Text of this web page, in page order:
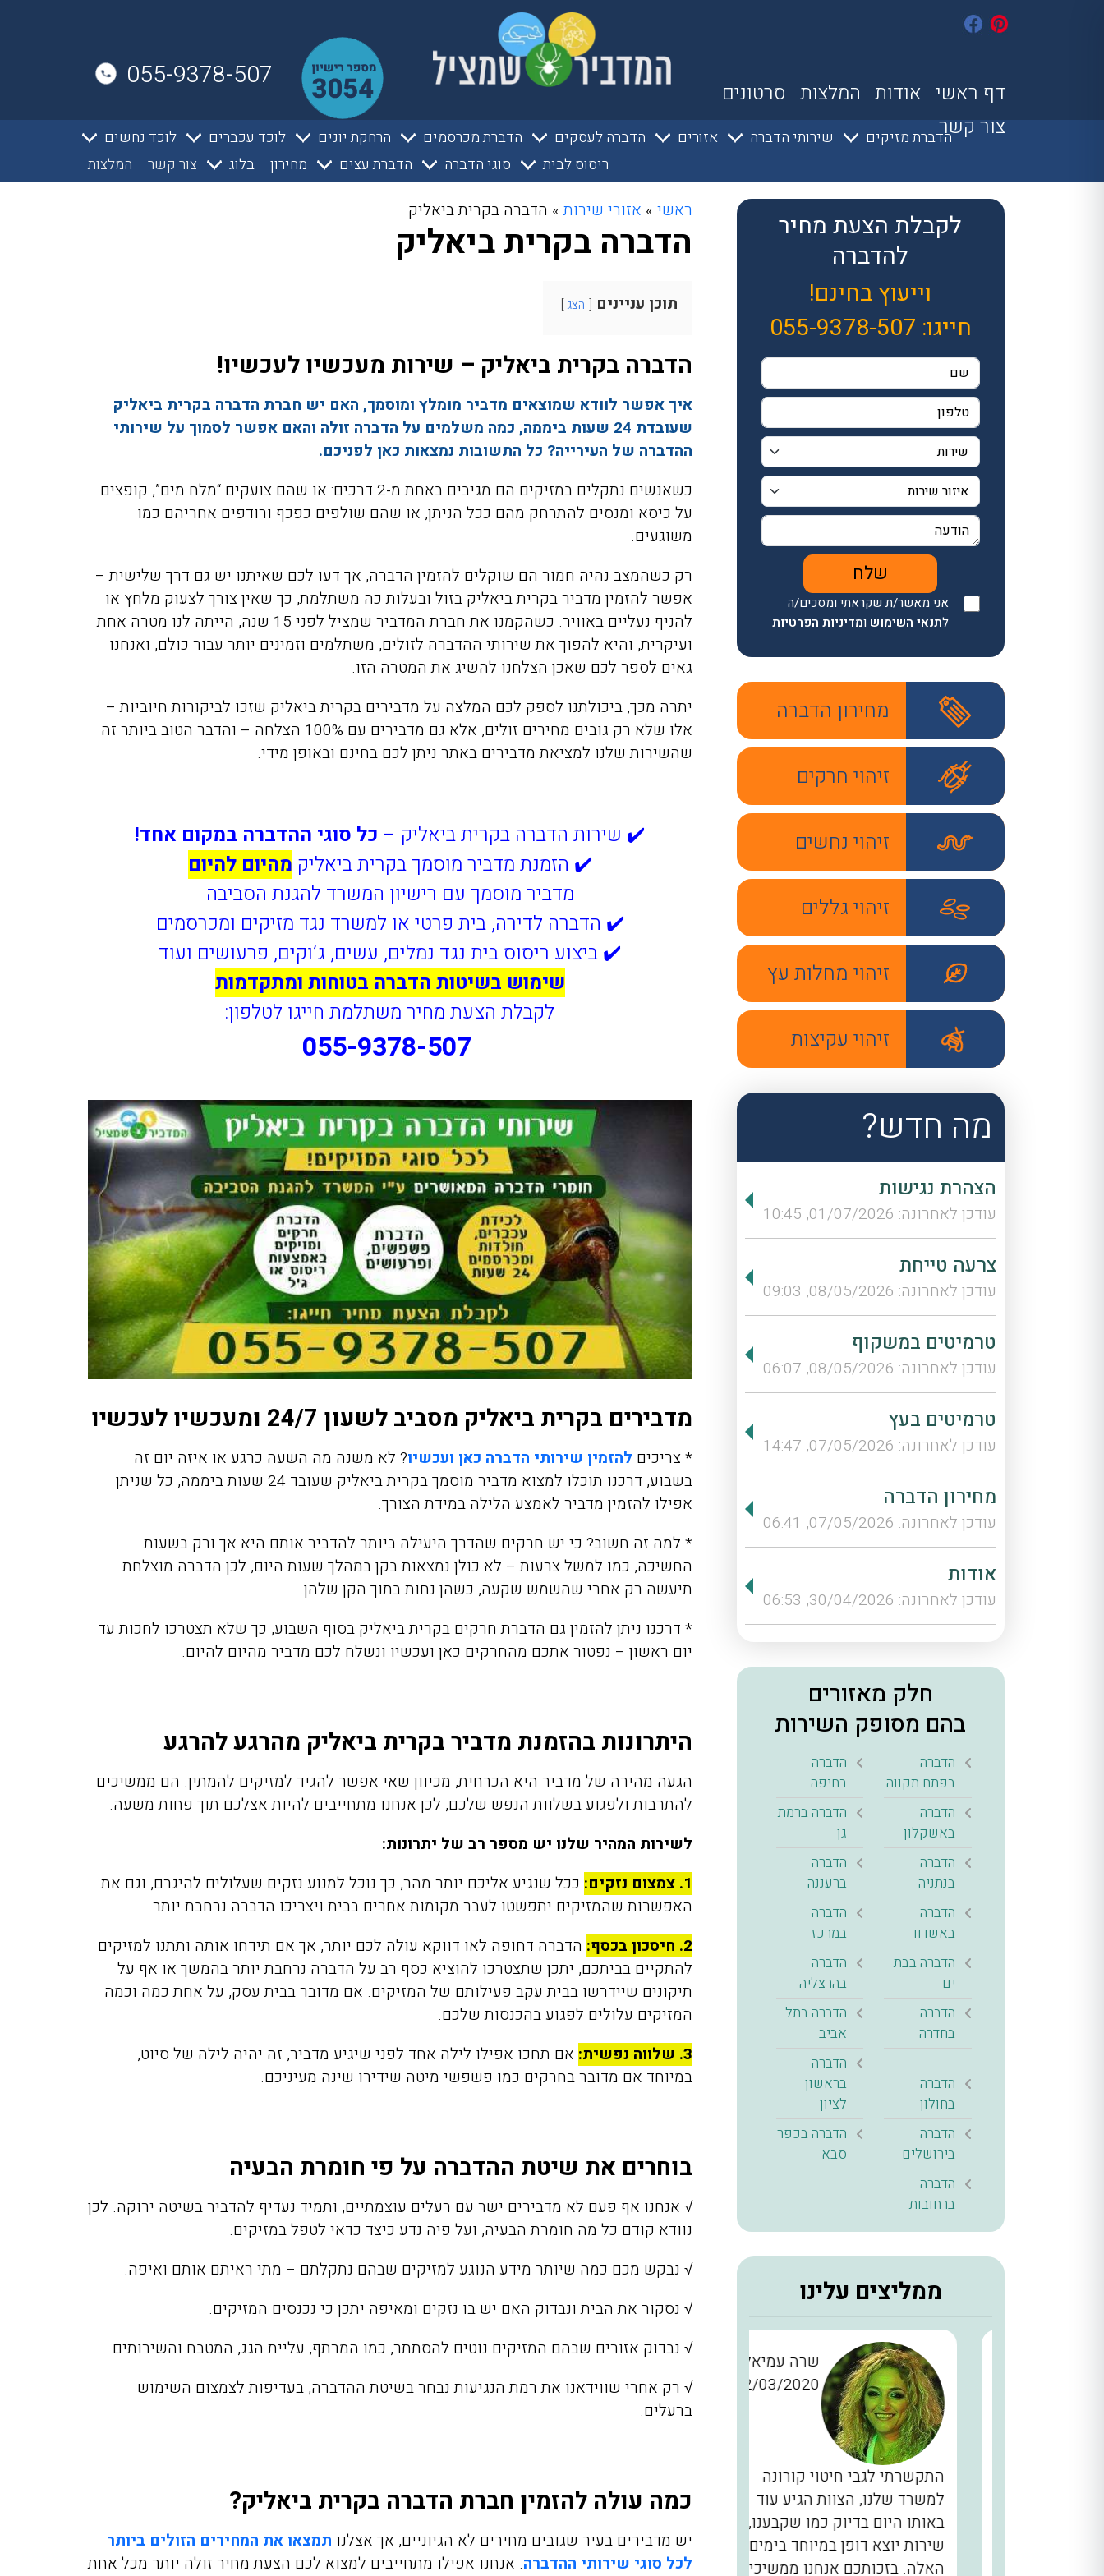
דף ראשי אודות המלצות סרטונים
צור קשר
055-9378-507
הדברת מזיקים שירותי הדברה אזורים הדברה לעסקים הדברת מכרסמים הרחקת יונים לוכד עכברים
לוכד נחשים
ריסוס לבית
סוגי הדברה הדברת עצים מחירון בלוג צור קשר המלצות
לקבלת הצעת מחיר
להדברה
וייעוץ בחינם!
חייגו: 055-9378-507
אני מאשר/ת שקראתי ומסכים/ה
לתנאי השימוש ומדיניות הפרטיות
מחירון הדברה
זיהוי חרקים
זיהוי נחשים
זיהוי גללים
זיהוי מחלות עץ
זיהוי עקיצות
מה חדש?
הצהרת נגישות
עודכן לאחרונה: 01/07/2026, 10:45
צרעה טייחת
עודכן לאחרונה: 08/05/2026, 09:03
טרמיטים במשקוף
עודכן לאחרונה: 08/05/2026, 06:07
טרמיטים בעץ
עודכן לאחרונה: 07/05/2026, 14:47
מחירון הדברה
עודכן לאחרונה: 07/05/2026, 06:41
אודות
עודכן לאחרונה: 30/04/2026, 06:53
חלק מאזורים
בהם מסופק השירות
הדברה
בפתח תקווה
הדברה
בחיפה
הדברה
באשקלון
הדברה ברמת
גן
הדברה
בנתניה
הדברה
ברעננה
הדברה
באשדוד
הדברה
במרכז
הדברה בבת
ים
הדברה
בהרצליה
הדברה
בחדרה
הדברה בתל
אביב
הדברה
בחולון
הדברה
בראשון
לציון
הדברה
בירושלים
הדברה בכפר
סבא
הדברה
ברחובות
ממליצים עלינו
שרה עמיאל
12/03/2020
התקשרתי לגבי חיטוי קורונה
למשרד שלנו, הצוות הגיע עוד
באותו היום בדיוק כמו שקבענו,
שירות יוצא דופן במיוחד בימים
האלה. בזכותכם אנחנו ממשיכים
08/04/2020
טרמיטים שהיו לנו בחדר שינה
את העבודה בצורה מושלמת וגם
נתן לנו אחריות ככה שאנחנו
מיכה אלפסי
17/02/2019
הדברה של ג'וקים בדירה בפרדס
היה פה, פשוט תענוג של שירות
אין דברים כאלה. תודה
נעקצים בלילה זה היה
כולם כבר החליטו שיש לנו
ראשי » אזורי שירות» הדברה בקרית ביאליק
הדברה בקרית ביאליק
תוכן עניינים הצג
הדברה בקרית ביאליק – שירות מעכשיו לעכשיו!
איך אפשר לוודא שמוצאים מדביר מומלץ ומוסמך, האם יש חברת הדברה בקרית ביאליק
שעובדת 24 שעות ביממה, כמה משלמים על הדברה זולה והאם אפשר לסמוך על שירותי
ההדברה של העירייה? כל התשובות נמצאות כאן לפניכם.
כשאנשים נתקלים במזיקים הם מגיבים באחת מ-2 דרכים: או שהם צועקים “מלח מים”, קופצים
על כיסא ומנסים להתרחק מהם ככל הניתן, או שהם שולפים כפכף ורודפים אחריהם כמו
משוגעים.
רק כשהמצב נהיה חמור הם שוקלים להזמין הדברה, אך דעו לכם שאיתנו יש גם דרך שלישית –
אפשר להזמין מדביר בקרית ביאליק בזול ובעלות כה משתלמת, כך שאין צורך לצעוק מלחץ או
להניף נעליים באוויר. כשהקמנו את חברת המדביר שמציל לפני 15 שנה, הייתה לנו מטרה אחת
ועיקרית, והיא להפוך את שירותי ההדברה לזולים, משתלמים וזמינים יותר עבור כולם, ואנחנו
גאים לספר לכם שאכן הצלחנו להשיג את המטרה הזו.
יתרה מכך, ביכולתנו לספק לכם המלצה על מדבירים בקרית ביאליק שזכו לביקורות חיוביות –
אלו שלא רק גובים מחירים זולים, אלא גם מדבירים עם 100% הצלחה – והדבר הטוב ביותר זה
שהשירות שלנו למציאת מדבירים באתר ניתן לכם בחינם ובאופן מידי.
✔️ שירות הדברה בקרית ביאליק – כל סוגי ההדברה במקום אחד!
✔️ הזמנת מדביר מוסמך בקרית ביאליק מהיום להיום
מדביר מוסמך עם רישיון המשרד להגנת הסביבה
✔️ הדברה לדירה, בית פרטי או למשרד נגד מזיקים ומכרסמים
✔️ ביצוע ריסוס בית נגד נמלים, עשים, ג’וקים, פרעושים ועוד
שימוש בשיטות הדברה בטוחות ומתקדמות
לקבלת הצעת מחיר משתלמת חייגו לטלפון:
055-9378-507
מדבירים בקרית ביאליק מסביב לשעון 24/7 ומעכשיו לעכשיו
* צריכים להזמין שירותי הדברה כאן ועכשיו? לא משנה מה השעה כרגע או איזה יום זה
בשבוע, דרכנו תוכלו למצוא מדביר מוסמך בקרית ביאליק שעובד 24 שעות ביממה, כל שניתן
אפילו להזמין מדביר לאמצע הלילה במידת הצורך.
* למה זה חשוב? כי יש חרקים שהדרך היעילה ביותר להדביר אותם היא אך ורק בשעות
החשיכה, כמו למשל צרעות – לא כולן נמצאות בקן במהלך שעות היום, לכן הדברה מוצלחת
תיעשה רק אחרי שהשמש שקעה, כשהן נחות בתוך הקן שלהן.
* דרכנו ניתן להזמין גם הדברת חרקים בקרית ביאליק בסוף השבוע, כך שלא תצטרכו לחכות עד
יום ראשון – נפטור אתכם מהחרקים כאן ועכשיו ונשלח לכם מדביר מהיום להיום.
היתרונות בהזמנת מדביר בקרית ביאליק מהרגע להרגע
הגעה מהירה של מדביר היא הכרחית, מכיוון שאי אפשר להגיד למזיקים להמתין. הם ממשיכים
להתרבות ולפגוע בשלוות הנפש שלכם, לכן אנחנו מתחייבים להיות אצלכם תוך פחות משעה.
לשירות המהיר שלנו יש מספר רב של יתרונות:
1. צמצום נזקים:
ככל שנגיע אליכם יותר מהר, כך נוכל למנוע נזקים שעלולים להיגרם, וגם את
האפשרות שהמזיקים יתפשטו לעבר מקומות אחרים בבית ויצריכו הדברה נרחבת יותר.
2. חיסכון בכסף:
הדברה דחופה לאו דווקא עולה לכם יותר, אך אם תידחו אותה ותתנו למזיקים
להתקיים בביתכם, יתכן שתצטרכו להוציא כסף רב על הדברה נרחבת יותר בהמשך או אף על
תיקונים שיידרשו בבית עקב פעילותם של המזיקים. אם מדובר בבית עסק, על אחת כמה וכמה
המזיקים עלולים לפגוע בהכנסות שלכם.
3. שלווה נפשית:
אם תחכו אפילו לילה אחד לפני שיגיע מדביר, זה יהיה לילה של סיוט,
במיוחד אם מדובר בחרקים כמו פשפשי מיטה שידירו שינה מעיניכם.
בוחרים את שיטת ההדברה על פי חומרת הבעיה
√ אנחנו אף פעם לא מדבירים ישר עם רעלים עוצמתיים, ותמיד נעדיף להדביר בשיטה ירוקה. לכן
נוודא קודם כל מה חומרת הבעיה, ועל פיה נדע כיצד כדאי לטפל במזיקים.
√ נבקש מכם כמה שיותר מידע הנוגע למזיקים שבהם נתקלתם – מתי ראיתם אותם ואיפה.
√ נסקור את הבית ונבדוק האם יש בו נזקים ומאיפה יתכן כי נכנסים המזיקים.
√ נבדוק אזורים שבהם המזיקים נוטים להסתתר, כמו המרתף, עליית הגג, המטבח והשירותים.
√ רק אחרי שווידאנו את רמת הנגיעות נבחר בשיטת ההדברה, בעדיפות לצמצום השימוש
ברעלים.
כמה עולה להזמין חברת הדברה בקרית ביאליק?
יש מדבירים בעיר שגובים מחירים לא הגיוניים, אך אצלנו תמצאו את המחירים הזולים ביותר
לכל סוגי שירותי ההדברה. אנחנו אפילו מתחייבים למצוא לכם הצעת מחיר זולה יותר מכל אחת